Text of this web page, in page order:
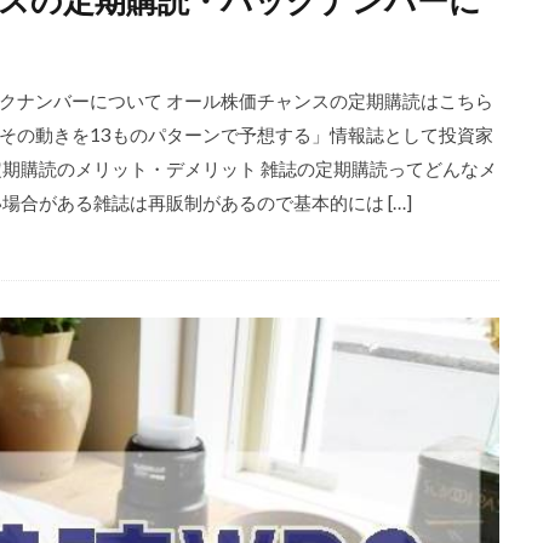
ナンバーについて オール株価チャンスの定期購読はこちら
の動きを13ものパターンで予想する」情報誌として投資家
購読のメリット・デメリット 雑誌の定期購読ってどんなメ
合がある雑誌は再販制があるので基本的には […]